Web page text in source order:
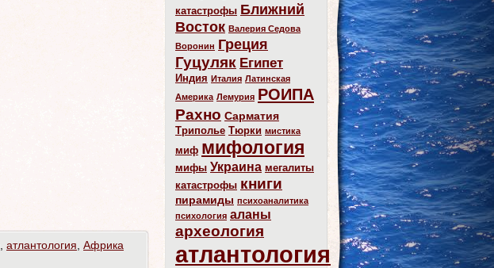
атлантология Африка
катастрофы Ближний
Восток Валерия Седова
Воронин Греция
Гуцуляк Египет
Индия Италия Латинская
Америка Лемурия РОИПА
Рахно Сарматия
Триполье Тюрки мистика
миф мифология
мифы Украина мегалиты
катастрофы книги
пирамиды психоаналитика
психология аланы
археология
атлантология